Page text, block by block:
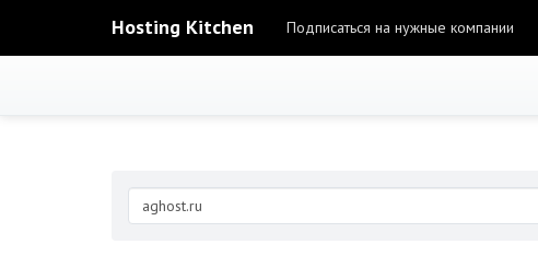
Hosting Kitchen Подписаться на нужные компании